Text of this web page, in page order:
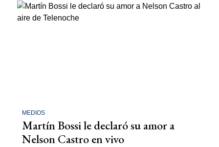
MEDIOS
Martín Bossi le declaró su amor a
Nelson Castro en vivo